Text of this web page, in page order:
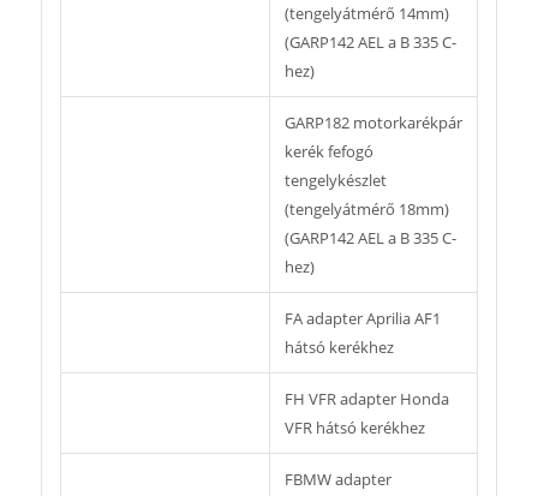
(tengelyátmérő 14mm)
(GARP142 AEL a B 335 C-
hez)
GARP182 motorkarékpár
kerék fefogó
tengelykészlet
(tengelyátmérő 18mm)
(GARP142 AEL a B 335 C-
hez)
FA adapter Aprilia AF1
hátsó kerékhez
FH VFR adapter Honda
VFR hátsó kerékhez
FBMW adapter